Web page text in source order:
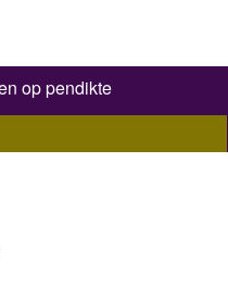
op pendikte